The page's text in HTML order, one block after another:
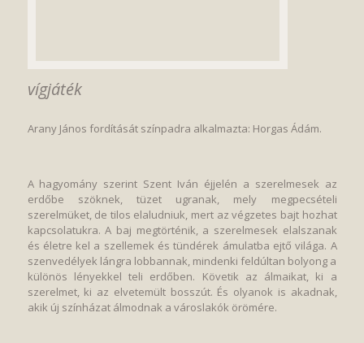
vígjáték
Arany János fordítását színpadra alkalmazta: Horgas Ádám.
A hagyomány szerint Szent Iván éjjelén a szerelmesek az
erdőbe szöknek, tüzet ugranak, mely megpecsételi
szerelmüket, de tilos elaludniuk, mert az végzetes bajt hozhat
kapcsolatukra. A baj megtörténik, a szerelmesek elalszanak
és életre kel a szellemek és tündérek ámulatba ejtő világa. A
szenvedélyek lángra lobbannak, mindenki feldúltan bolyong a
különös lényekkel teli erdőben. Követik az álmaikat, ki a
szerelmet, ki az elvetemült bosszút. És olyanok is akadnak,
akik új színházat álmodnak a városlakók örömére.